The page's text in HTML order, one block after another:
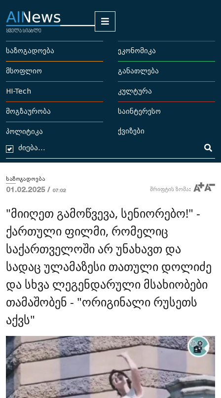
საზოგადოება ეკონომიკა
მსოფლიო განათლება
HI-Tech კულტურა
მოგზაურობა საინტერესო
პოლიტიკა ქვიზები
საზოგადოება
01.02.2025 / 07:02 შრიფტის ზომა:
"მი­ი­ღეთ გა­მოწ­ვე­ვა, სე­ნი­ო­რე­ბო!" -
ქართული ფილმი, რომელიც
საქართველოში არ უნახავთ და
სადაც ულამაზესი თათული დოლიძე
და სხვა ლეგენდარული მსახიობები
თამაშობენ - "ორიგინალი რუსეთს
აქვს"